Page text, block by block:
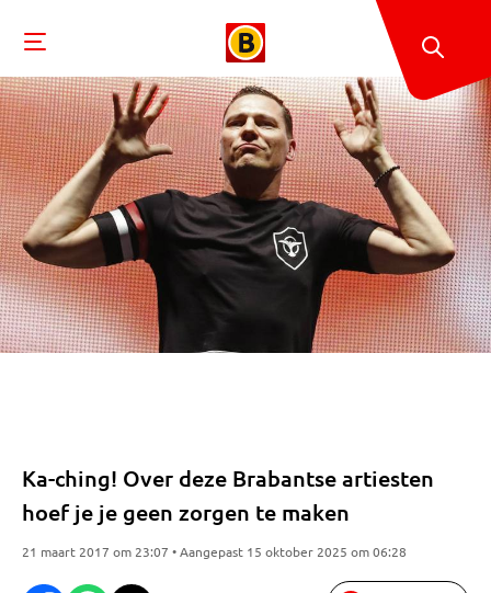
Ka-ching! Over deze Brabantse artiesten
hoef je je geen zorgen te maken
21 maart 2017 om 23:07 • Aangepast 15 oktober 2025 om 06:28